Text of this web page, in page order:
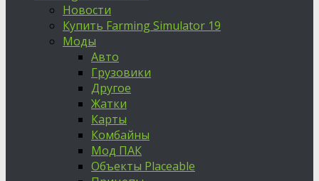
Новости
Купить Farming Simulator 19
Моды
Авто
Грузовики
Другое
Жатки
Карты
Комбайны
Мод ПАК
Объекты Placeable